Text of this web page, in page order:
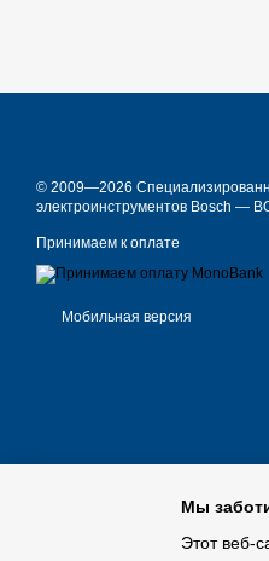
© 2009—2026
электроинструментов Bosch —
Принимаем к оплате
Мобильная версия
Мы
Этот веб-